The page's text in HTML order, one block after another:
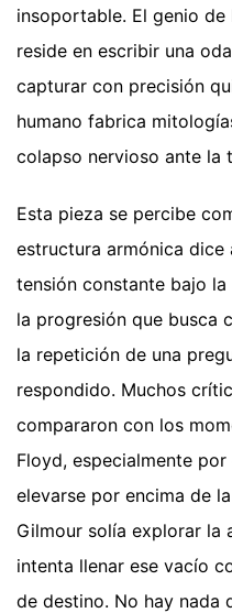
insoportable. El genio
reside en escribir una
capturar con precisión
humano fabrica
colapso nervioso ante la
Esta pieza se percibe
estructura armónica dice
tensión constante bajo
la progresión que busca
la repetición de una
respondido. Muchos
compararon con los
Floyd, especialmente
elevarse por encima de
Gilmour solía explorar la
intenta llenar ese vacío
de destino. No hay nada